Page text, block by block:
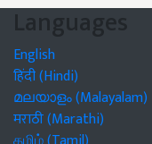
Languages
English
हिंदी (Hindi)
മലയാളം (Malayalam)
मराठी (Marathi)